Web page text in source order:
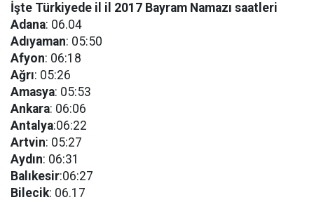
İşte Türkiyede il il 2017 Bayram Namazı saatleri
Adana: 06.04
Adıyaman: 05:50
Afyon: 06:18
Ağrı: 05:26
Amasya: 05:53
Ankara: 06:06
Antalya:06:22
Artvin: 05:27
Aydın: 06:31
Balıkesir:06:27
Bilecik: 06.17